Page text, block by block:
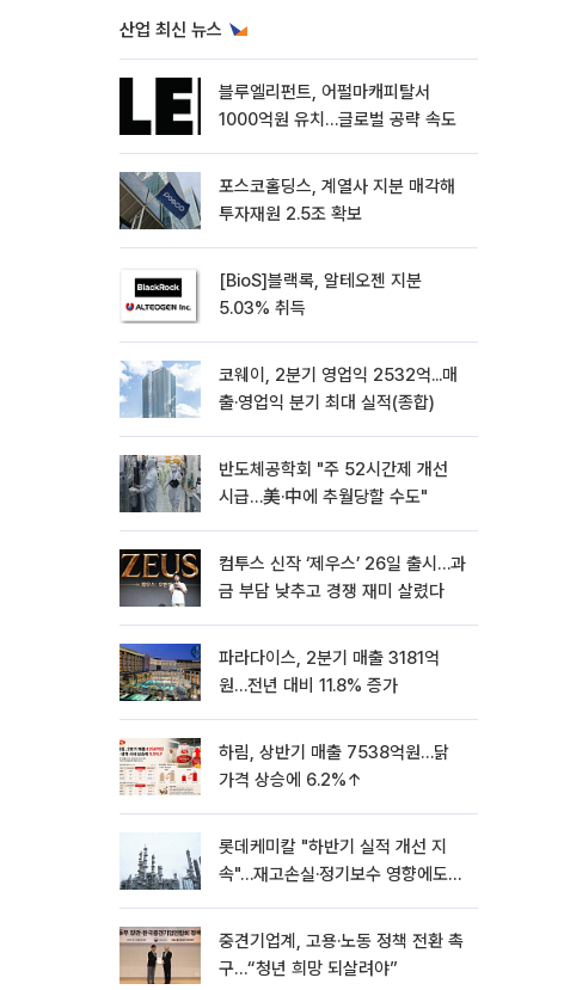
산업 최신 뉴스
블루엘리펀트, 어펄마캐피탈서
1000억원 유치…글로벌 공략 속도
포스코홀딩스, 계열사 지분 매각해
투자재원 2.5조 확보
[BioS]블랙록, 알테오젠 지분
5.03% 취득
코웨이, 2분기 영업익 2532억...매
출·영업익 분기 최대 실적(종합)
반도체공학회 "주 52시간제 개선
시급…美·中에 추월당할 수도"
컴투스 신작 ‘제우스’ 26일 출시…과
금 부담 낮추고 경쟁 재미 살렸다
파라다이스, 2분기 매출 3181억
원…전년 대비 11.8% 증가
하림, 상반기 매출 7538억원…닭
가격 상승에 6.2%↑
롯데케미칼 "하반기 실적 개선 지
속"…재고손실·정기보수 영향에도
중견기업계, 고용·노동 정책 전환 촉
구…“청년 희망 되살려야”